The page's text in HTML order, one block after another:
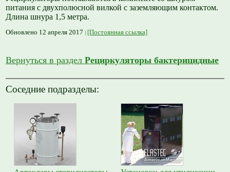
питания с двухполюсной вилкой с заземляющим контактом.
Длина шнура 1,5 метра.
Обновлено 12 апреля 2017 [Постоянная ссылка]
Вернуться в разделРециркуляторы бактерицидные
Соседние подразделы: